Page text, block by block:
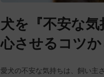
犬を『不安な
心させるコツ
愛犬の不安な気持ちは、飼い主